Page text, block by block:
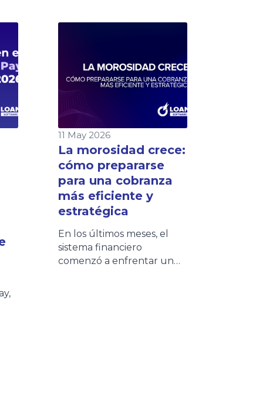
11 May 2026
La morosidad crece:
cómo prepararse
para una cobranza
más eficiente y
estratégica
En los últimos meses, el
sistema financiero
comenzó a enfrentar un